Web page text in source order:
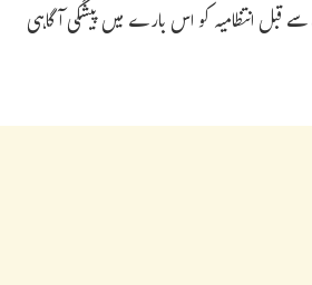
قبل انتظامیہ کو اس بارے میں پیشگی آگاہی